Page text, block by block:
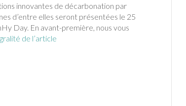
innovantes de décarbonation par
d’entre elles seront présentées le 25
Day. En avant-première, nous vous
de l’article